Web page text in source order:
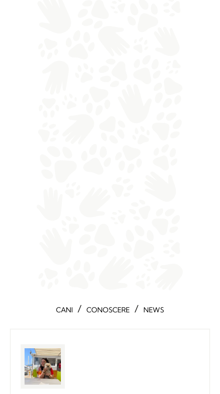
CANI / CONOSCERE / NEWS